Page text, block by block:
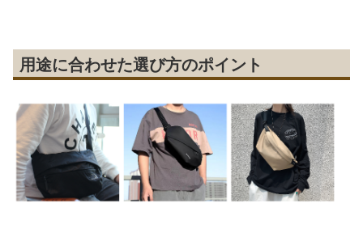
用途に合わせた選び方のポイント